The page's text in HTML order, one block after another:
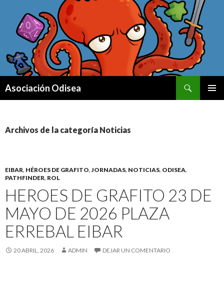
Asociación Odisea
Archivos de la categoría Noticias
EIBAR, HÉROES DE GRAFITO, JORNADAS, NOTICIAS, ODISEA,
PATHFINDER, ROL
HEROES DE GRAFITO 23 DE
MAYO DE 2026 PLAZA
ERREBAL EIBAR
20 ABRIL, 2026 ADMIN DEJAR UN COMENTARIO